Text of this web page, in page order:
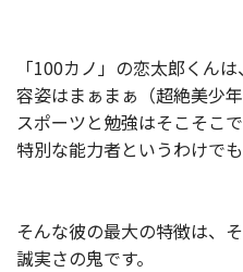
「100カノ」の恋太郎くん
容姿はまぁまぁ（超絶美少
スポーツと勉強はそこそこで
特別な能力者というわけでも
そんな彼の最大の特徴は、
誠実さの鬼です。